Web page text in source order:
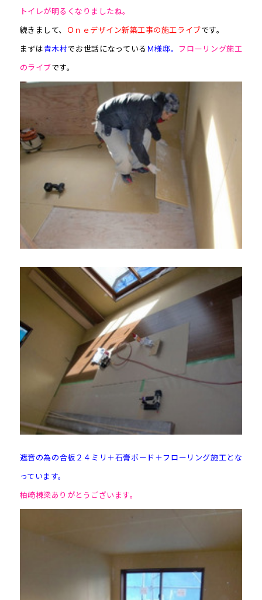
トイレが明るくなりましたね。
続きまして、 Ｏｎｅデザイン新築工事の施工ライブです。
まずは青木村でお世話になっている Ｍ様邸。 フローリング施工
のライブです。
遮音の為の合板２４ミリ＋石膏ボード＋フローリング施工とな
っています。
柏崎棟梁ありがとうございます。